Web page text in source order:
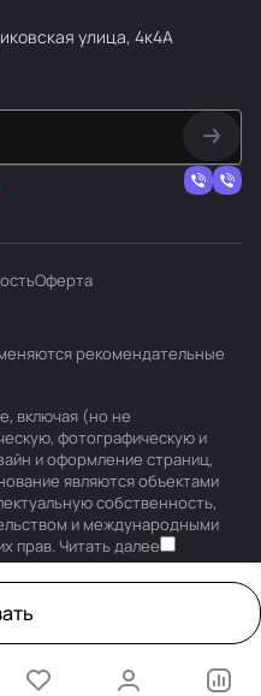
улица, 4к4А
Оферта
рекомендательные
включая (но не
фотографическую и
и оформление страниц,
являются объектами
собственность,
и международными
прав. Читать далее